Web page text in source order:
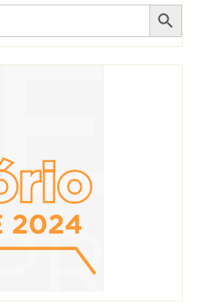
Search Button